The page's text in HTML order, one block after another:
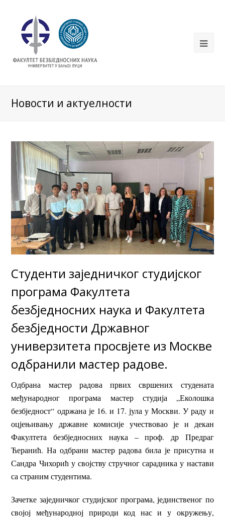
Новости и актуелности
Студенти заједничког студијског
програма Факултета
безбједносних наука и Факултета
безбједности Државног
универзитета просвјете из Москве
одбранили мастер радове.
Одбрана мастер радова првих свршених студената
међународног програма мастер студија „Еколошка
безбједност“ одржана је 16. и 17. јула у Москви. У раду и
оцјењивању државне комисије учествовао је и декан
Факултета безбједносних наука – проф. др Предраг
Ћеранић. На одбрани мастер радова била је присутна и
Сандра Чихорић у својству стручног сарадника у настави
са страним студентима.
Зачетке заједничког студијског програма, јединственог по
својој међународној природи код нас и у окружењу,